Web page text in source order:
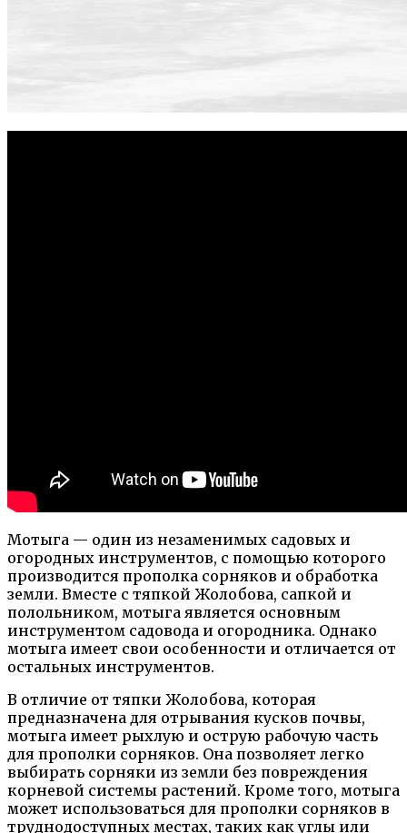
Мотыга — один из незаменимых садовых и
огородных инструментов, с помощью которого
производится прополка сорняков и обработка
земли. Вместе с тяпкой Жолобова, сапкой и
полольником, мотыга является основным
инструментом садовода и огородника. Однако
мотыга имеет свои особенности и отличается от
остальных инструментов.
В отличие от тяпки Жолобова, которая
предназначена для отрывания кусков почвы,
мотыга имеет рыхлую и острую рабочую часть
для прополки сорняков. Она позволяет легко
выбирать сорняки из земли без повреждения
корневой системы растений. Кроме того, мотыга
может использоваться для прополки сорняков в
труднодоступных местах, таких как углы или